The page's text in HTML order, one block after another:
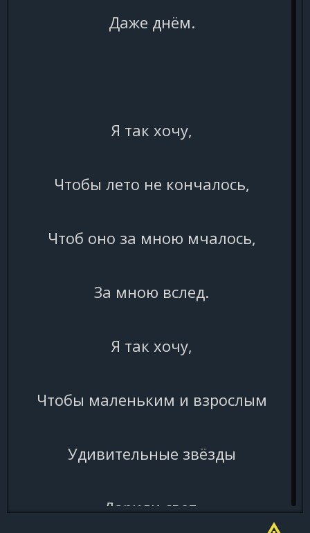
Даже днём.
Я так хочу,
Чтобы лето не кончалось,
Чтоб оно за мною мчалось,
За мною вслед.
Я так хочу,
Чтобы маленьким и взрослым
Удивительные звёзды
Дарили свет.